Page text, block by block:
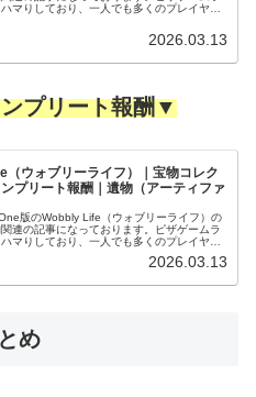
マりしており、一人でも多くのプレイヤー
2026.03.13
プリート報酬▼
（ウォブリーライフ）｜宝物コレク
プリート報酬｜遺物（アーティファ
版のWobbly Life（ウォブリーライフ）の
連の記事になっております。ピザゲームラ
マりしており、一人でも多くのプレイヤー
...
2026.03.13
め